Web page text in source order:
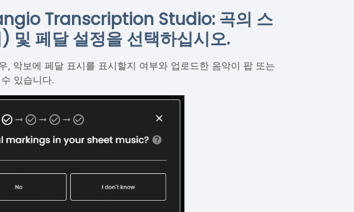
Transcription Studio: 곡의 스
및 페달 설정을 선택하십시오.
, 악보에 페달 표시를 표시할지 여부와 업로드한 음악이 팝 또는
있습니다.